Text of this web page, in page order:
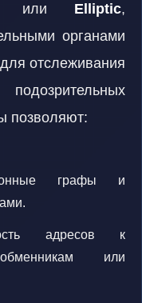
или Elliptic,
органами
отслеживания
позволяют:
графы и
адресов к
или